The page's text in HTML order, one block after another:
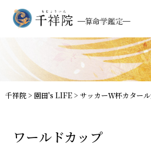
千祥院> 園田's LIFE> サッカーＷ杯カター
ワールドカップ